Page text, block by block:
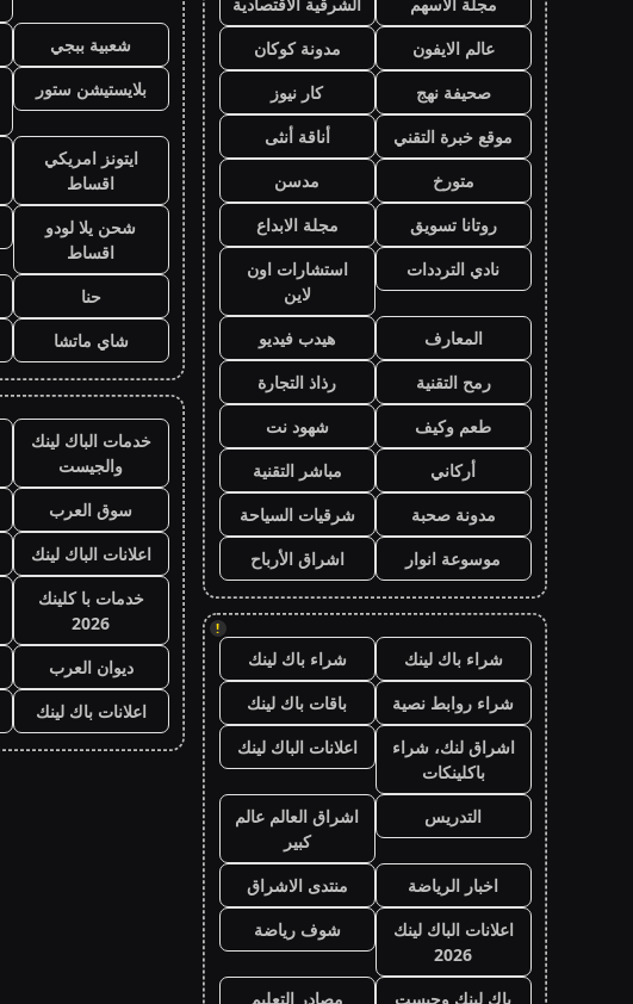
عالم الايفون
مدونة كوكان
صحيفة نهج
كار نيوز
موقع خبرة التقني
أناقة أنثى
متورخ
مدسن
روتانا تسويق
مجلة الابداع
نادي الترددات
استشارات اون
لاين
المعارف
هيدب فيديو
رمح التقنية
رذاذ التجارة
طعم وكيف
شهود نت
أركاني
مباشر التقنية
مدونة صحبة
شرقيات السياحة
موسوعة انوار
اشراق الأرباح
!
شراء باك لينك
شراء باك لينك
شراء روابط نصية
باقات باك لينك
اشراق لنك، شراء
باكلينكات
اعلانات الباك لينك
التدريس
اشراق العالم عالم
كبير
اخبار الرياضة
منتدى الاشراق
اعلانات الباك لينك
2026
شوف رياضة
باك لينك وجيست
مصادر التعليم
شعبية ببجي
بلايستيشن ستور
ايتونز امريكي
اقساط
شحن يلا لودو
اقساط
حنا
شاي ماتشا
خدمات الباك لينك
والجيست
سوق العرب
اعلانات الباك لينك
خدمات با كلينك
2026
ديوان العرب
اعلانات باك لينك